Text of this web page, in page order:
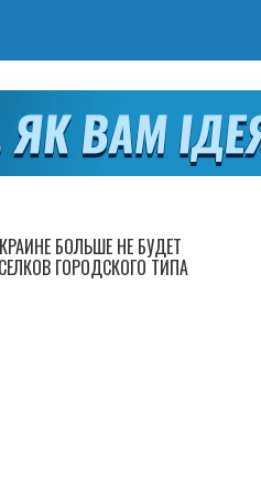
БОЛЬШЕ НЕ БУДЕТ
ГОРОДСКОГО ТИПА